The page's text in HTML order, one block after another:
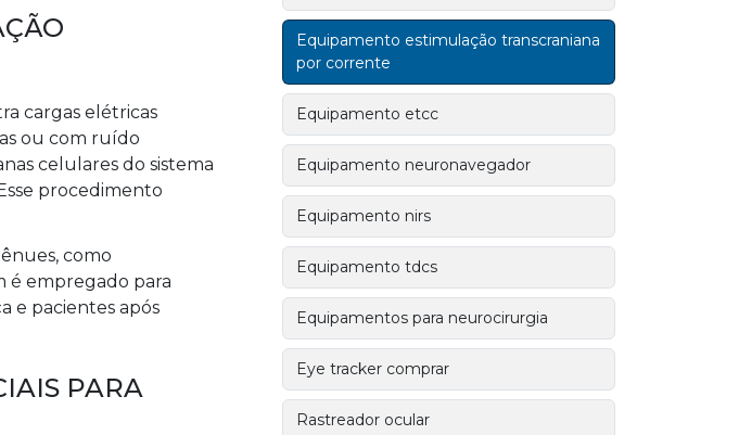
cargas elétricas
ou com ruído
celulares do sistema
procedimento
como
é empregado para
e pacientes após
PARA
Equipamento estimulação transcraniana
por corrente
Equipamento etcc
Equipamento neuronavegador
Equipamento nirs
Equipamento tdcs
Equipamentos para neurocirurgia
Eye tracker comprar
Rastreador ocular